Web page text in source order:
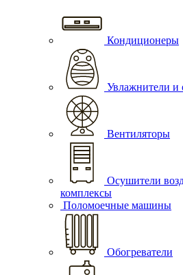
Кондиционеры
Увлажнители и
Вентиляторы
Осушители
комплексы
Поломоечные машины
Обогреватели